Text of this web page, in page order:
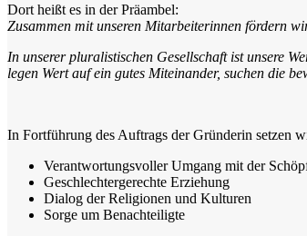
Dort heißt es in der Präambel:
Zusammen mit unseren Mitarbeiterinnen fördern
In unserer pluralistischen Gesellschaft ist unsere
legen Wert auf ein gutes Miteinander, suchen die
In Fortführung des Auftrags der Gründerin setzen
Verantwortungsvoller Umgang mit der
Geschlechtergerechte Erziehung
Dialog der Religionen und Kulturen
Sorge um Benachteiligte